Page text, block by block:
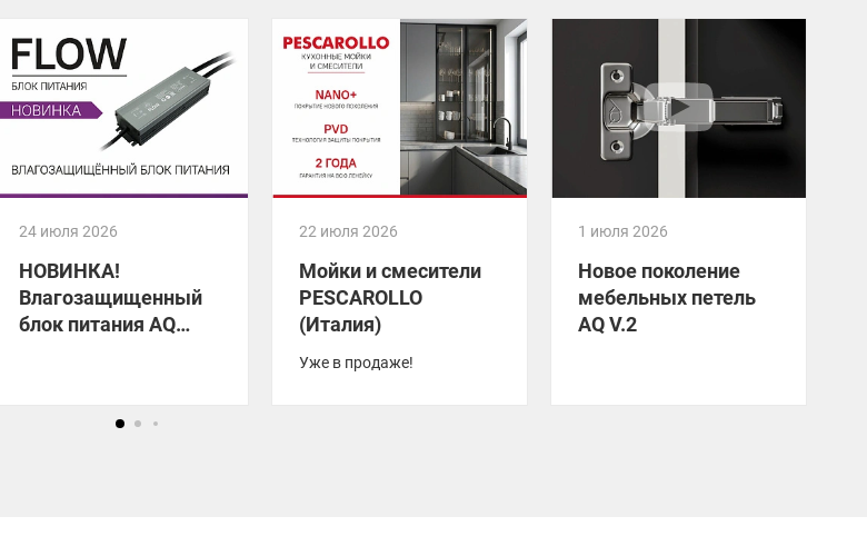
24 июля 2026
НОВИНКА!
Влагозащищенный
блок питания AQ
22 июля 2026
Мойки и смесители
PESCAROLLO
(Италия)
Уже в продаже!
1 июля 2026
Новое поколение
мебельных петель
AQ V.2